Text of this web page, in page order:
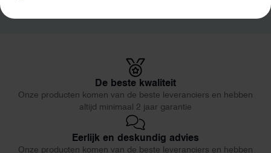
De beste kwaliteit
Onze producten komen van de beste leveranciers en hebben
altijd minimaal 2 jaar garantie
Eerlijk en deskundig advies
Onze producten komen van de beste leveranciers en hebben